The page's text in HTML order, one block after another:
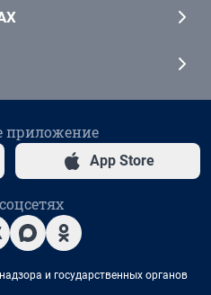
приложение
App Store
и государственных органов